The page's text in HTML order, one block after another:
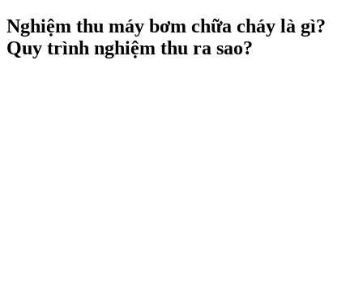
Nghiệm thu máy bơm chữa cháy là gì?
Quy trình nghiệm thu ra sao?